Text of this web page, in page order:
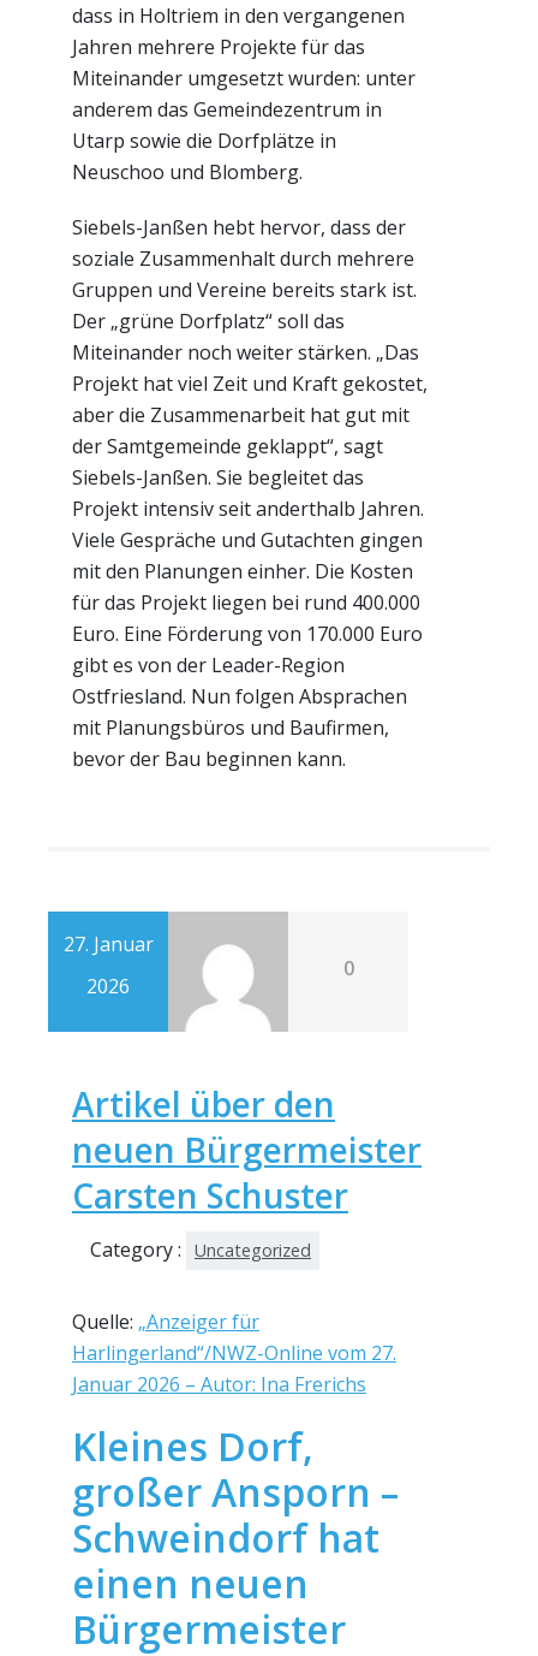
dass in Holtriem in den vergangenen
Jahren mehrere Projekte für das
Miteinander umgesetzt wurden: unter
anderem das Gemeindezentrum in
Utarp sowie die Dorfplätze in
Neuschoo und Blomberg.
Siebels-Janßen hebt hervor, dass der
soziale Zusammenhalt durch mehrere
Gruppen und Vereine bereits stark ist.
Der „grüne Dorfplatz“ soll das
Miteinander noch weiter stärken. „Das
Projekt hat viel Zeit und Kraft gekostet,
aber die Zusammenarbeit hat gut mit
der Samtgemeinde geklappt“, sagt
Siebels-Janßen. Sie begleitet das
Projekt intensiv seit anderthalb Jahren.
Viele Gespräche und Gutachten gingen
mit den Planungen einher. Die Kosten
für das Projekt liegen bei rund 400.000
Euro. Eine Förderung von 170.000 Euro
gibt es von der Leader-Region
Ostfriesland. Nun folgen Absprachen
mit Planungsbüros und Baufirmen,
bevor der Bau beginnen kann.
27. Januar
2026
0
Artikel über den
neuen Bürgermeister
Carsten Schuster
Category : Uncategorized
Quelle: „Anzeiger für
Harlingerland“/NWZ-Online vom 27.
Januar 2026 – Autor: Ina Frerichs
Kleines Dorf,
großer Ansporn –
Schweindorf hat
einen neuen
Bürgermeister